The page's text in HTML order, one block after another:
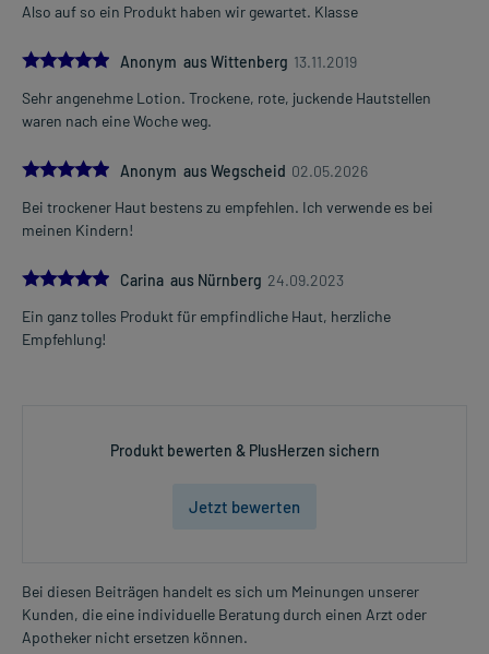
Also auf so ein Produkt haben wir gewartet. Klasse
5.0Anonym aus Wittenberg 13.11.2019
Sehr angenehme Lotion. Trockene, rote, juckende Hautstellen
waren nach eine Woche weg.
5.0Anonym aus Wegscheid 02.05.2026
Bei trockener Haut bestens zu empfehlen. Ich verwende es bei
meinen Kindern!
5.0
Carina aus Nürnberg 24.09.2023
Ein ganz tolles Produkt für empfindliche Haut, herzliche
Empfehlung!
Produkt bewerten & PlusHerzen sichern
Jetzt bewerten
Bei diesen Beiträgen handelt es sich um Meinungen unserer
Kunden, die eine individuelle Beratung durch einen Arzt oder
Apotheker nicht ersetzen können.